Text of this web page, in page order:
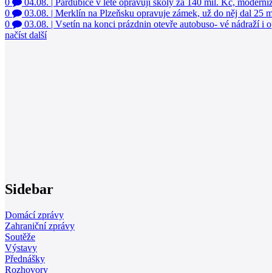
0
04.08. | Pardubice v létě opravují školy za 140 mil. Kč,
0
03.08. | Merklín na Plzeňsku opravuje zámek, už do něj dal 25
0
03.08. | Vsetín na konci prázdnin otevře autobuso- vé nádraží i
načíst další
Sidebar
Domácí zprávy
Zahraniční zprávy
Soutěže
Výstavy
Přednášky
Rozhovory